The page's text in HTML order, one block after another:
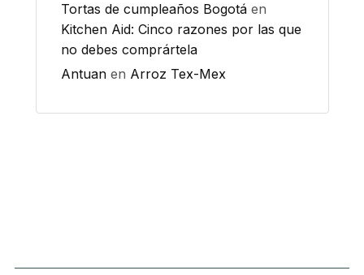
Tortas de cumpleaños Bogotáen
Kitchen Aid: Cinco razones por las que
no debes comprártela
Antuanen Arroz Tex-Mex